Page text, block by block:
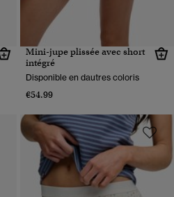
Mini-jupe plissée avec short
intégré
Disponible en dautres coloris
€54.99